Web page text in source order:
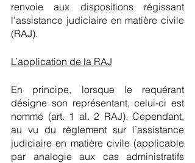
renvoie aux dispositions régissant
l’assistance judiciaire en matière civile
(RAJ).
L’application de la RAJ
En principe, lorsque le requérant
désigne son représentant, celui-ci est
nommé (art. 1 al. 2 RAJ). Cependant,
au vu du règlement sur l’assistance
judiciaire en matière civile (applicable
par analogie aux cas administratifs